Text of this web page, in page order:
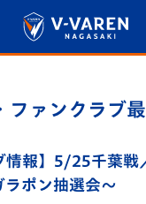
ファンクラブ
情報】5/25千葉戦
ラポン抽選会～